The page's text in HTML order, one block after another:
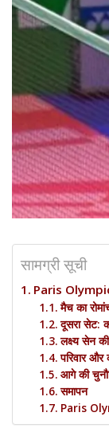
सामग्री सूची
Paris
मैच का
दूसरा सेट:
लक्ष्य सेन
परिवार और
आगे की
समापन
Paris